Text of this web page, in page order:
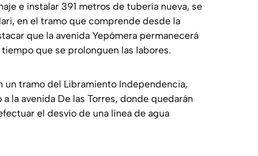
e instalar 391 metros de tubería nueva, se
en el tramo que comprende desde la
que la avenida Yepómera permanecerá
que se prolonguen las labores.
tramo del Libramiento Independencia,
la avenida De las Torres, donde quedarán
el desvío de una línea de agua